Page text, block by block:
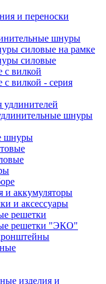
и переноски
шнуры
силовые на рамке
силовые
вилкой
вилкой - серия
удлинителей
шнуры
шнуры
и аккумуляторы
и аксессуары
решетки
решетки "ЭКО"
изделия и